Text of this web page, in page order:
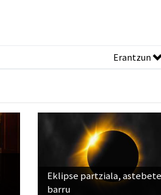
Erantzun
Eklipse partziala, astebete
barru